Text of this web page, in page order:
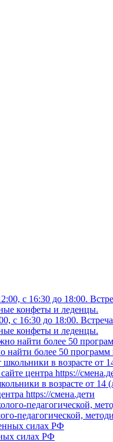
с 16:30 до 18:00.
конфеты и леденцы.
более 50
в возрасте от 14
https://смена.дети
педагогической,
силах РФ